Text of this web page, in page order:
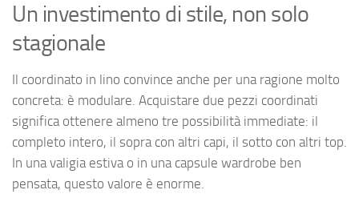
Un investimento di stile, non solo
stagionale
Il coordinato in lino convince anche per una ragione molto
concreta: è modulare. Acquistare due pezzi coordinati
significa ottenere almeno tre possibilità immediate: il
completo intero, il sopra con altri capi, il sotto con altri top.
In una valigia estiva o in una capsule wardrobe ben
pensata, questo valore è enorme.